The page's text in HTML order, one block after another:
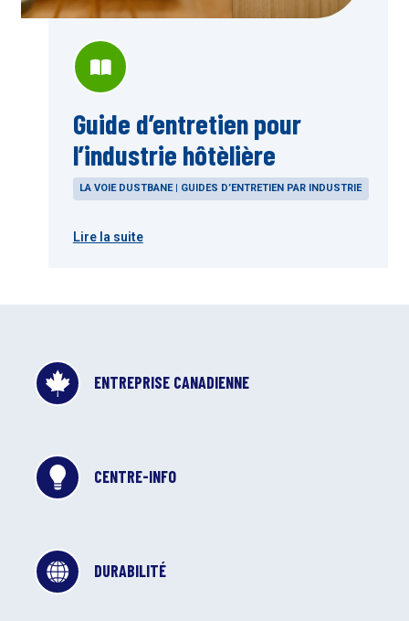
Guide d’entretien pour
l’industrie hôtèlière
LA VOIE DUSTBANE | GUIDES D’ENTRETIEN PAR INDUSTRIE
Lire la suite
ENTREPRISE CANADIENNE
CENTRE-INFO
DURABILITÉ